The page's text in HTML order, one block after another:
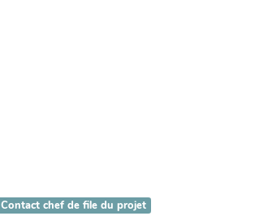
Contact chef de file du projet